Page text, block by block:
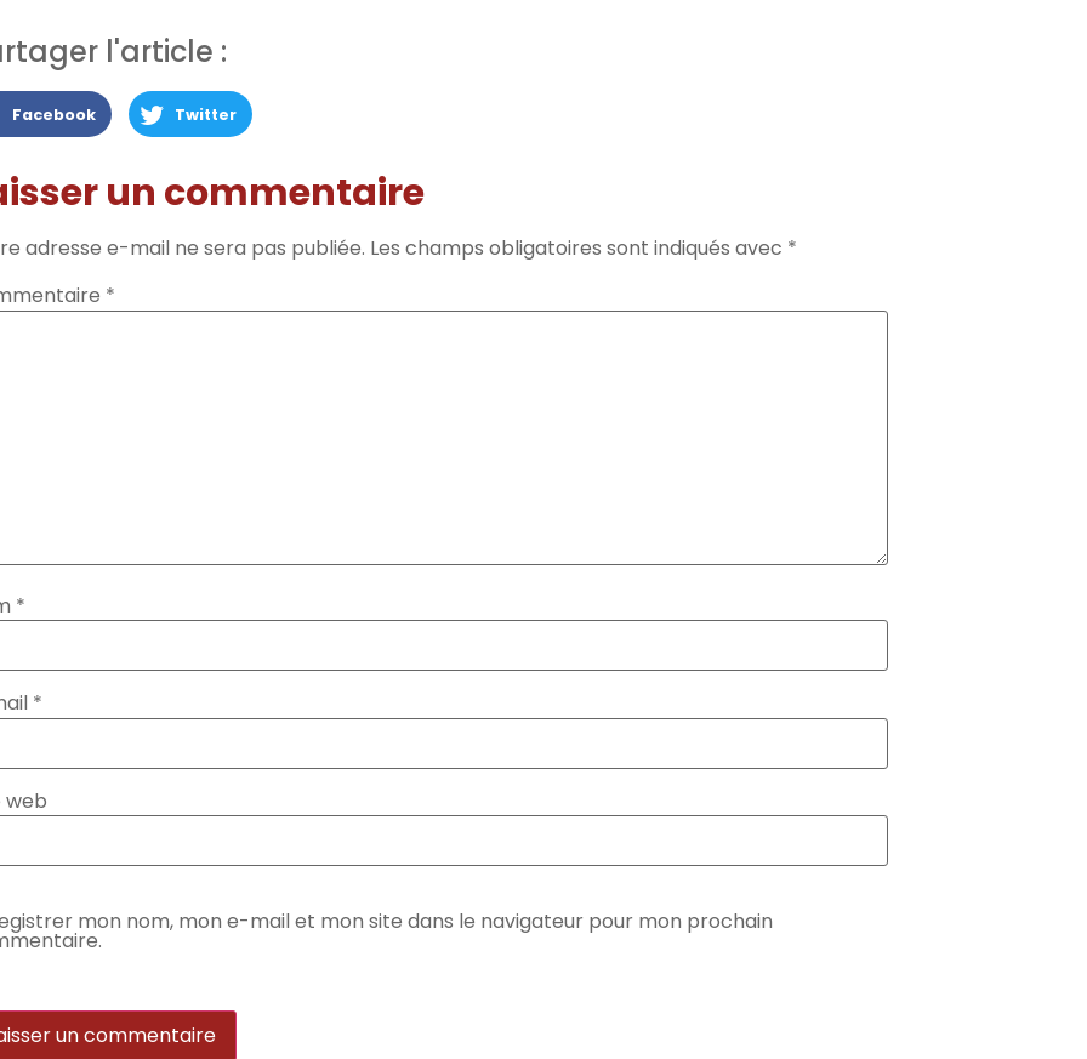
l'article :
Facebook Twitter
un commentaire
adresse e-mail ne sera pas publiée. Les champs obligatoires sont indiqués avec *
*
*
*
web
mon nom, mon e-mail et mon site dans le navigateur pour mon prochain